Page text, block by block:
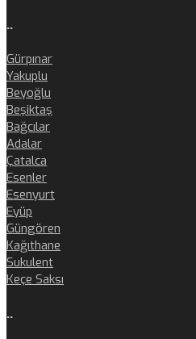
..
Gürpınar
Yakuplu
Beyoğlu
Beşiktaş
Bağcılar
Adalar
Çatalca
Esenler
Esenyurt
Eyüp
Güngören
Kağıthane
Sukulent
Keçe Saksı
..